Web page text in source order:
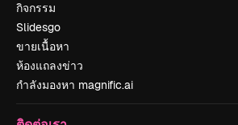
กิจกรรม
Slidesgo
ขายเนื้อหา
ห้องแถลงข่าว
กำลังมองหา magnific.ai